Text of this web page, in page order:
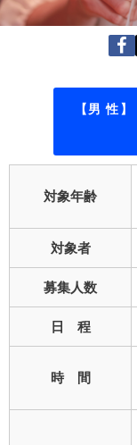
【男 性】
対象年齢
対象者
募集人数
日 程
時 間